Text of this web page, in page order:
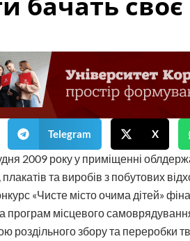
Telegram X
2009 року у приміщенні
та виробів з побутових
«Чисте місто очима дітей»
програм місцевого
роздільного збору та переробки